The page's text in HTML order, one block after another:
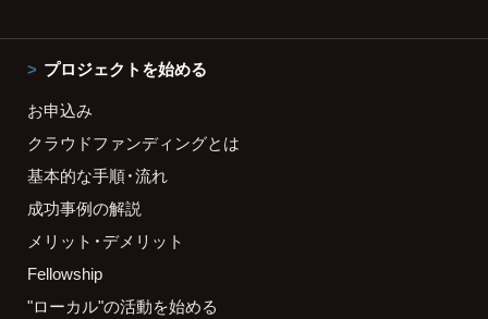
プロジェクトを始める
お申込み
クラウドファンディングとは
基本的な手順・流れ
成功事例の解説
メリット・デメリット
Fellowship
"ローカル"の活動を始める